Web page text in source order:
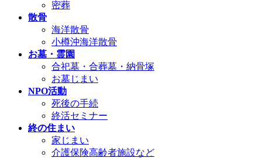
密葬
散骨
海洋散骨
小樽沖海洋散骨
お墓・霊園
合祀墓・合葬墓・納骨塚
お墓じまい
NPO活動
死後の手続
終活セミナー
終の住まい
家じまい
介護保険高齢者施設など